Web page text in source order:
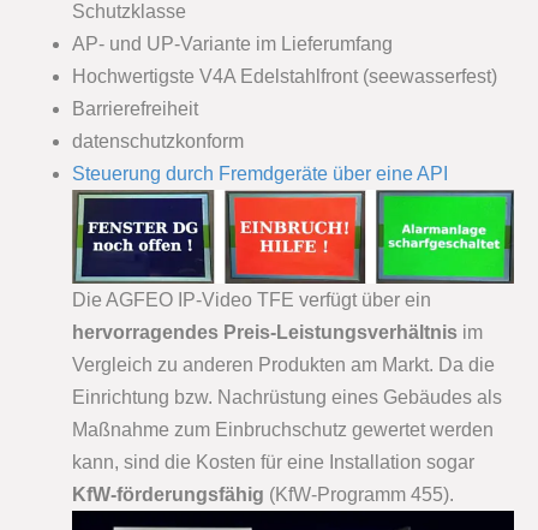
Schutzklasse
AP- und UP-Variante im Lieferumfang
Hochwertigste V4A Edelstahlfront (seewasserfest)
Barrierefreiheit
datenschutzkonform
Steuerung durch Fremdgeräte über eine API
Die AGFEO IP-Video TFE verfügt über ein
hervorragendes Preis-Leistungsverhältnis im
Vergleich zu anderen Produkten am Markt. Da die
Einrichtung bzw. Nachrüstung eines Gebäudes als
Maßnahme zum Einbruchschutz gewertet werden
kann, sind die Kosten für eine Installation sogar
KfW-förderungsfähig (KfW-Programm 455).